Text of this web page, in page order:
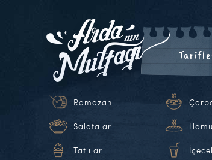
Ramazan
Salatalar
Tatlılar